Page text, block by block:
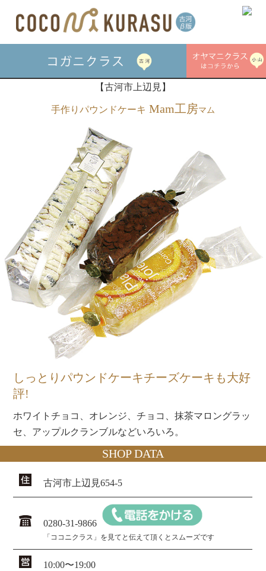
【古河市上辺見】
手作りパウンドケーキ Mam工房マム
しっとりパウンドケーキチーズケーキも大好
評!
ホワイトチョコ、オレンジ、チョコ、抹茶マロングラッ
セ、アップルクランブルなどいろいろ。
SHOP DATA
古河市上辺見654-5
0280-31-9866
「ココニクラス」を見てと伝えて頂くとスムーズです
10:00〜19:00